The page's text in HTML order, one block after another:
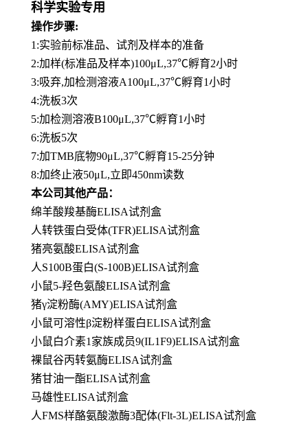
科学实验专用
操作步骤:
1:实验前标准品、试剂及样本的准备
2:加样(标准品及样本)100μL,37℃孵育2小时
3:吸弃,加检测溶液A100μL,37℃孵育1小时
4:洗板3次
5:加检测溶液B100μL,37℃孵育1小时
6:洗板5次
7:加TMB底物90μL,37℃孵育15-25分钟
8:加终止液50μL,立即450nm读数
本公司其他产品：
绵羊酸羧基酶ELISA试剂盒
人转铁蛋白受体(TFR)ELISA试剂盒
猪亮氨酸ELISA试剂盒
人S100B蛋白(S-100B)ELISA试剂盒
小鼠5-羟色氨酸ELISA试剂盒
猪γ淀粉酶(AMY)ELISA试剂盒
小鼠可溶性β淀粉样蛋白ELISA试剂盒
小鼠白介素1家族成员9(IL1F9)ELISA试剂盒
裸鼠谷丙转氨酶ELISA试剂盒
猪甘油一酯ELISA试剂盒
马雄性ELISA试剂盒
人FMS样酪氨酸激酶3配体(Flt-3L)ELISA试剂盒